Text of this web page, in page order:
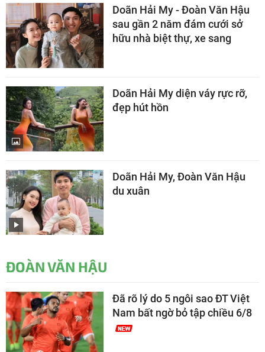
Doãn Hải My - Đoàn Văn Hậu
sau gần 2 năm đám cưới sở
hữu nhà biệt thự, xe sang
Doãn Hải My diện váy rực rỡ,
đẹp hút hồn
Doãn Hải My, Đoàn Văn Hậu
du xuân
ĐOÀN VĂN HẬU
Đã rõ lý do 5 ngôi sao ĐT Việt
Nam bất ngờ bỏ tập chiều 6/8